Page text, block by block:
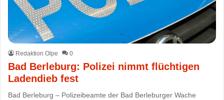
Redaktion Olpe 0
Bad Berleburg: Polizei nimmt flüchtigen
Ladendieb fest
Bad Berleburg – Polizeibeamte der Bad Berleburger Wache